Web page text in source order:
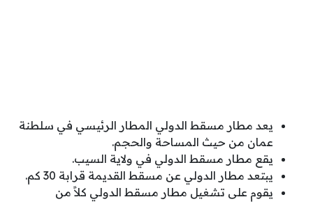
يعد مطار مسقط الدولي المطار الرئيسي في سلطنة
عمان من حيث المساحة والحجم.
يقع مطار مسقط الدولي في ولاية السيب.
يبتعد مطار الدولي عن مسقط القديمة قرابة 30 كم.
يقوم على تشغيل مطار مسقط الدولي كلاً من